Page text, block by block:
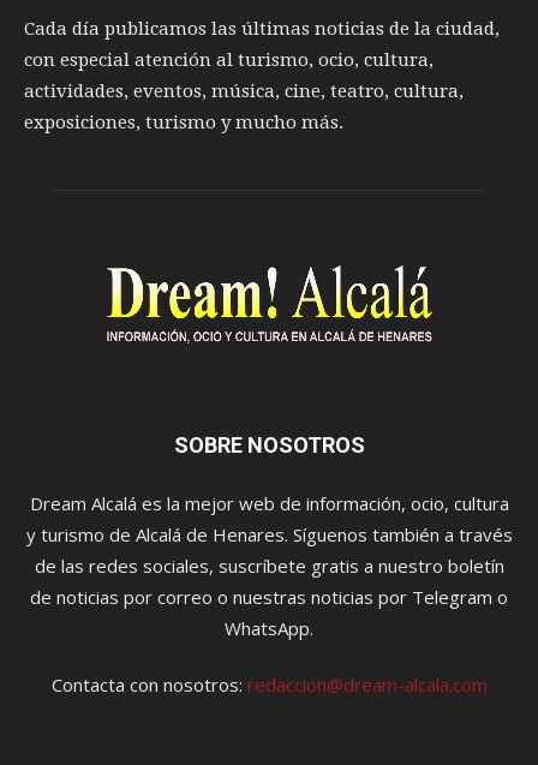
Cada día publicamos las últimas noticias de la ciudad,
con especial atención al turismo, ocio, cultura,
actividades, eventos, música, cine, teatro, cultura,
exposiciones, turismo y mucho más.
SOBRE NOSOTROS
Dream Alcalá es la mejor web de información, ocio, cultura
y turismo de Alcalá de Henares. Síguenos también a través
de las redes sociales, suscríbete gratis a nuestro boletín
de noticias por correo o nuestras noticias por Telegram o
WhatsApp.
Contacta con nosotros: redaccion@dream-alcala.com